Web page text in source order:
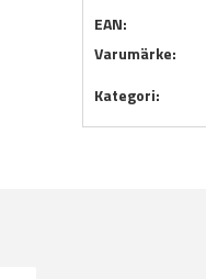
EAN:
Varumärke:
Kategori: